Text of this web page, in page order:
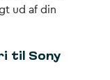
ud af din
til Sony